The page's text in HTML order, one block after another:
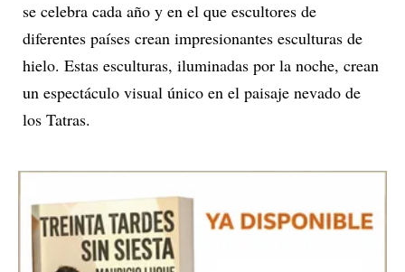
se celebra cada año y en el que escultores de
diferentes países crean impresionantes esculturas de
hielo. Estas esculturas, iluminadas por la noche, crean
un espectáculo visual único en el paisaje nevado de
los Tatras.